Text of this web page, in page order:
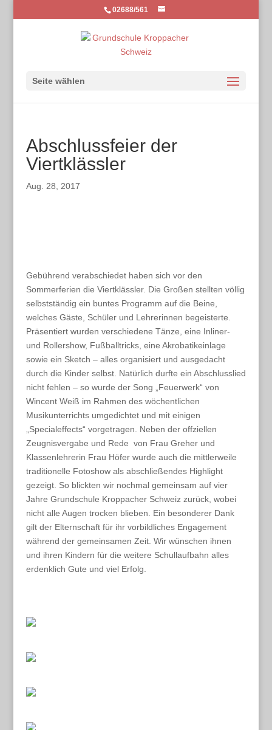
02688/561
Seite wählen
Abschlussfeier der
Viertklässler
Aug. 28, 2017
Gebührend verabschiedet haben sich vor den
Sommerferien die Viertklässler. Die Großen stellten völlig
selbstständig ein buntes Programm auf die Beine,
welches Gäste, Schüler und Lehrerinnen begeisterte.
Präsentiert wurden verschiedene Tänze, eine Inliner-
und Rollershow, Fußballtricks, eine Akrobatikeinlage
sowie ein Sketch – alles organisiert und ausgedacht
durch die Kinder selbst. Natürlich durfte ein Abschlusslied
nicht fehlen – so wurde der Song „Feuerwerk“ von
Wincent Weiß im Rahmen des wöchentlichen
Musikunterrichts umgedichtet und mit einigen
„Specialeffects“ vorgetragen. Neben der offziellen
Zeugnisvergabe und Rede von Frau Greher und
Klassenlehrerin Frau Höfer wurde auch die mittlerweile
traditionelle Fotoshow als abschließendes Highlight
gezeigt. So blickten wir nochmal gemeinsam auf vier
Jahre Grundschule Kroppacher Schweiz zurück, wobei
nicht alle Augen trocken blieben. Ein besonderer Dank
gilt der Elternschaft für ihr vorbildliches Engagement
während der gemeinsamen Zeit. Wir wünschen ihnen
und ihren Kindern für die weitere Schullaufbahn alles
erdenklich Gute und viel Erfolg.